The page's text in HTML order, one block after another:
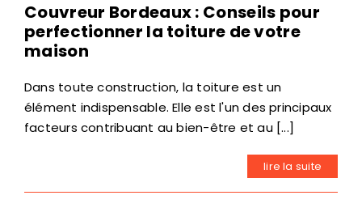
Couvreur Bordeaux : Conseils pour
perfectionner la toiture de votre
maison
Dans toute construction, la toiture est un
élément indispensable. Elle est l'un des principaux
facteurs contribuant au bien-être et au [...]
lire la suite